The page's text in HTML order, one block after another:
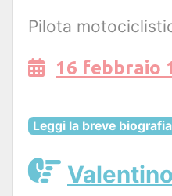
Pilota
16 febbraio
Leggi la breve biografia